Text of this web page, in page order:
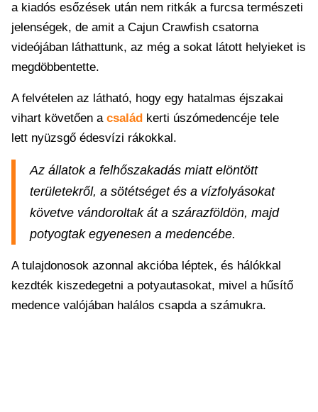
a kiadós esőzések után nem ritkák a furcsa természeti
jelenségek, de amit a Cajun Crawfish csatorna
videójában láthattunk, az még a sokat látott helyieket is
megdöbbentette.
A felvételen az látható, hogy egy hatalmas éjszakai
vihart követően a család kerti úszómedencéje tele
lett nyüzsgő édesvízi rákokkal.
Az állatok a felhőszakadás miatt elöntött
területekről, a sötétséget és a vízfolyásokat
követve vándoroltak át a szárazföldön, majd
potyogtak egyenesen a medencébe.
A tulajdonosok azonnal akcióba léptek, és hálókkal
kezdték kiszedegetni a potyautasokat, mivel a hűsítő
medence valójában halálos csapda a számukra.